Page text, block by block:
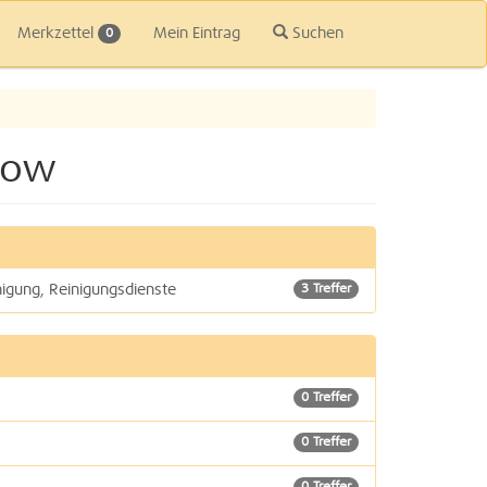
Merkzettel 0 Mein Eintrag Suchen
3 Treffer
Reinigungsdienste
0 Treffer
0 Treffer